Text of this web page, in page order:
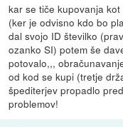
kar se tiče kupovanja
(ker je odvisno kdo bo
dal svojo ID številko
ozanko SI) potem še
potovalo,,,
od kod se kupi (tretje
špediterjev propadlo
problemov!